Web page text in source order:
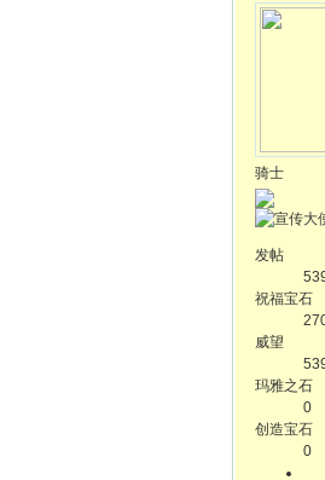
骑士
发帖
祝福宝石
威望
玛雅之石
0
创造宝石
0